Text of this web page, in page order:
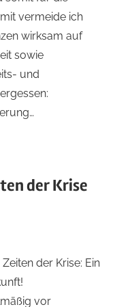
vermeide ich
wirksam auf
sowie
und
der Krise
der Krise: Ein
vor